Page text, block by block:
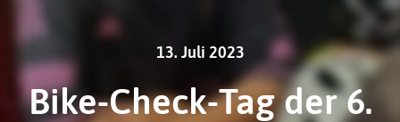
13. Juli 2023
Bike-Check-Tag der 6.